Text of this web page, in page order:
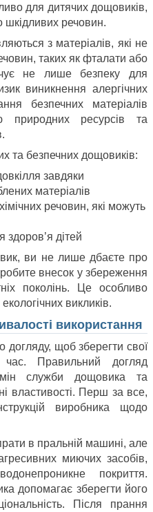
для дитячих дощовиків,
шкідливих речовин.
з матеріалів, які не
таких як фталати або
не лише безпеку для
виникнення алергічних
безпечних матеріалів
природних ресурсів та
та безпечних дощовиків:
завдяки
матеріалів
речовин, які можуть
дітей
ви не лише дбаєте про
внесок у збереження
поколінь. Це особливо
викликів.
використання
щоб зберегти свої
час. Правильний догляд
служби дощовика та
властивості. Перш за все,
виробника щодо
в пральній машині, але
миючих засобів,
покриття.
допомагає зберегти його
Після прання